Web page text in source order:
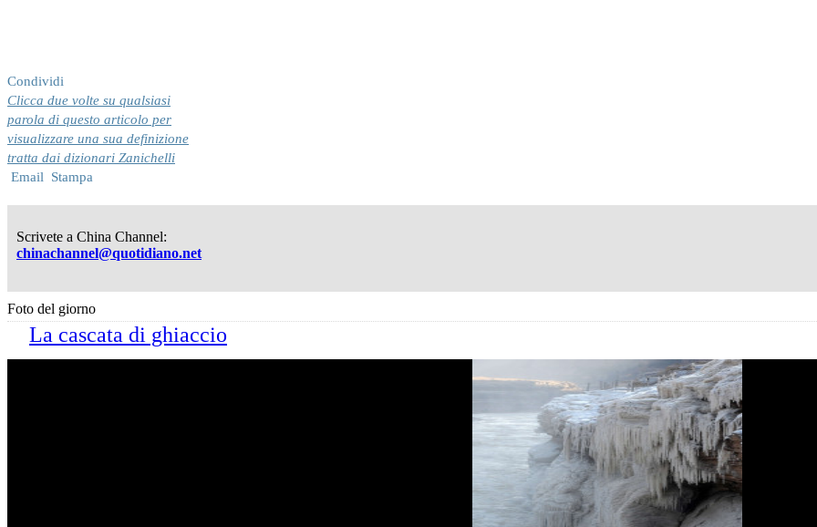
Condividi
Clicca due volte su qualsiasi
parola di questo articolo per
visualizzare una sua definizione
tratta dai dizionari Zanichelli
Email
Stampa
Scrivete a China Channel:
chinachannel@quotidiano.net
Foto del giorno
La cascata di ghiaccio